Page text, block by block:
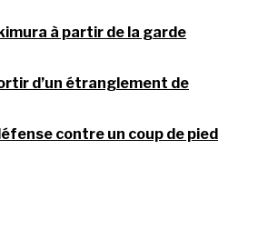
à partir de la garde
d’un étranglement de
contre un coup de pied